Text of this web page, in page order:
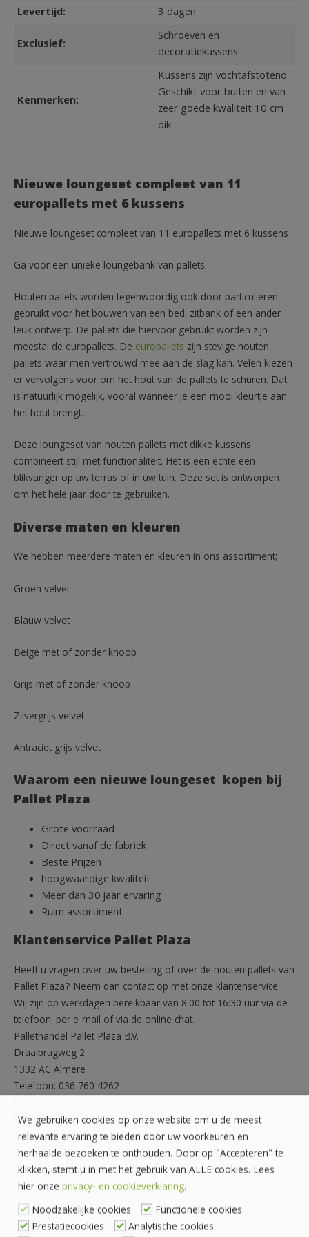
Levertijd:
3 dagen
Exclusief:
Schroeven en
decoratiekussens
Kenmerken:
Kussens zijn vochtafstotend
Geschikt voor buiten en van
zeer goede kwaliteit 10 cm
dik
Nieuwe loungeset compleet van 11
europallets met 6 kussens
Nieuwe loungeset compleet van 11 europallets met 6 kussens
Ga voor een unieke loungebank van pallets.
Houten pallets worden tegenwoordig ook door particulieren
gebruikt voor het bouwen van een bed, zitbank of een ander
leuk ontwerp. De pallets die hiervoor gebruikt worden zijn
meestal de europallets. De europallets zijn stevige houten
pallets waar men vertrouwd mee aan de slag kan. Velen kiezen
er vervolgens voor om het hout van de pallets te schuren. Dat
is natuurlijk mogelijk, vooral wanneer je een mooi kleurtje aan
het hout brengt.
Deze loungeset van houten pallets met dikke kussens
combineert stijl met functionaliteit. Het is een echte een
blikvanger op uw terras of in uw tuin. Deze set is ontworpen
om het hele jaar door te gebruiken.
Diverse maten en kleuren
We hebben meerdere maten en kleuren in ons assortiment;
Groen velvet
Blauw velvet
Beige met of zonder knoop
Grijs met of zonder knoop
Zilvergrijs velvet
Antraciet grijs velvet
Waarom een nieuwe loungeset kopen bij
Pallet Plaza
Grote voorraad
Direct vanaf de fabriek
Beste Prijzen
hoogwaardige kwaliteit
Meer dan 30 jaar ervaring
Ruim assortiment
Klantenservice Pallet Plaza
Heeft u vragen over uw bestelling of over de houten pallets van
Pallet Plaza? Neem dan contact op met onze klantenservice.
Wij zijn op werkdagen bereikbaar van 8:00 tot 16:30 uur via de
telefoon, per e-mail of via de online chat.
Pallethandel Pallet Plaza B.V.
Draaibrugweg 2
1332 AC Almere
Telefoon: 036 760 4262
KvK-nummer: 62559060
info@palletplaza.nl
We gebruiken cookies op onze website om u de meest
relevante ervaring te bieden door uw voorkeuren en
herhaalde bezoeken te onthouden. Door op "Accepteren" te
klikken, stemt u in met het gebruik van ALLE cookies. Lees
hier onze privacy- en cookieverklaring.
Noodzakelijke cookies
Functionele cookies
Prestatiecookies
Analytische cookies